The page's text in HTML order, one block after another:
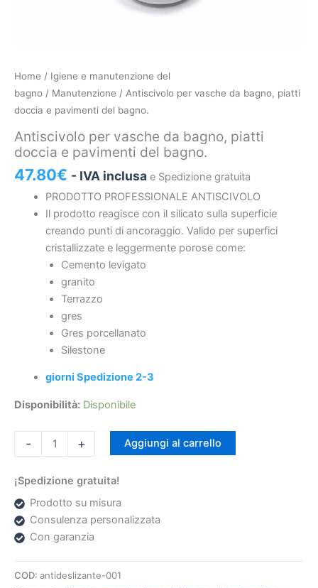
€120.75
Home / Igiene e manutenzione del
bagno / Manutenzione / Antiscivolo per vasche da bagno, piatti
doccia e pavimenti del bagno.
Antiscivolo per vasche da bagno, piatti
doccia e pavimenti del bagno.
47.80€ - IVA inclusa e Spedizione gratuita
PRODOTTO PROFESSIONALE ANTISCIVOLO
Il prodotto reagisce con il silicato sulla superficie
creando punti di ancoraggio. Valido per superfici
cristallizzate e leggermente porose come:
Cemento levigato
granito
Terrazzo
gres
Gres porcellanato
Silestone
giorni Spedizione 2-3
Disponibilità: Disponibile
-
Antiscivolo
per
vasche
bagno,
piatti
doccia
pavimenti
bagno.
quantità
+ Aggiungi al carrello
¡Spedizione gratuita!
Prodotto su misura
Consulenza personalizzata
Con garanzia
COD: antideslizante-001